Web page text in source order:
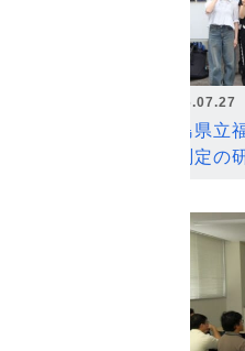
2026.07.27
福島県立
ン測定の